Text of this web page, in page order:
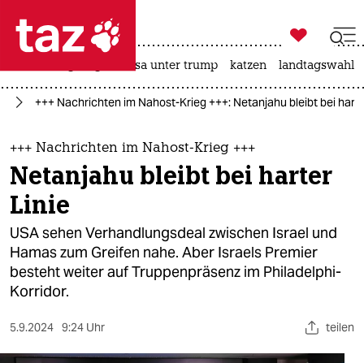
 taz zahl ich
taz zahl ich
themen
politik
öko
gesellschaft
kultur
sport

taz zahl ich
usa unter trump katzen landtagswahl
+++ Nachrichten im Nahost-Krieg +++: Netanjahu bleibt bei
+++ Nachrichten im Nahost-Krieg +++
Netanjahu bleibt bei harter
Linie
USA sehen Verhandlungsdeal zwischen Israel und
Hamas zum Greifen nahe. Aber Israels Premier
besteht weiter auf Truppenpräsenz im Philadelphi-
Korridor.
5.9.2024 9:24 Uhr teilen